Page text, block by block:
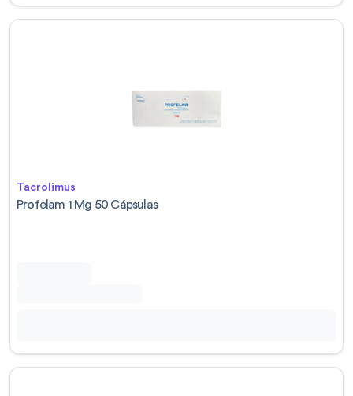
Tacrolimus
Profelam 1 Mg 50 Cápsulas